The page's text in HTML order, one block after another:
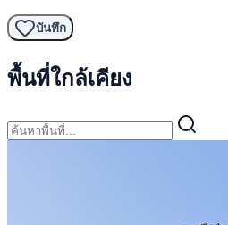
บันทึก
พื้นที่ใกล้เคียง